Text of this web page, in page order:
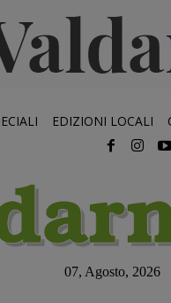
EDIZIONI LOCALI
07, Agosto, 2026